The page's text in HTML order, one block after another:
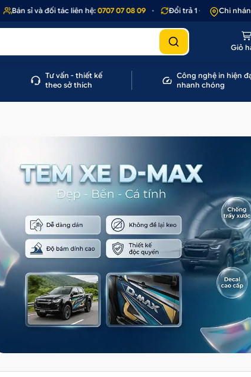
sỉ và đối tác liên hệ:0707 07 08 09 • Đổi trả 1 - 1 nếu sản phẩm
Chi
Giỏ
Tư vấn - thiết kế
theo sở thích
Công nghệ in hiện
nhanh chóng